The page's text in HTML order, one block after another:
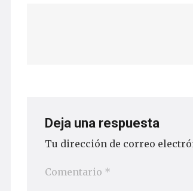
Deja una respuesta
Tu dirección de correo